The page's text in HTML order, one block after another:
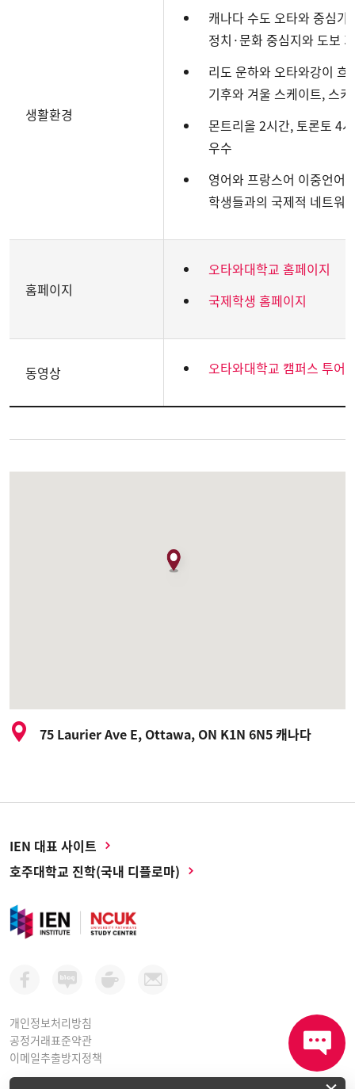
생활환경
캐나다 수도 오타와 중심
정치·문화 중심지와 도보
리도 운하와 오타와강이
기후와 겨울 스케이트, 스
몬트리올 2시간, 토론토 4
우수
영어와 프랑스어 이중언어
학생들과의 국제적 네트워
홈페이지
오타와대학교 홈페이지
국제학생 홈페이지
동영상 오타와대학교 캠퍼스 투어
75 Laurier Ave E, Ottawa, ON K1N 6N5 캐나다
IEN 대표 사이트
호주대학교 진학(국내 디플로마)
개인정보처리방침
공정거래표준약관
이메일추출방지정책